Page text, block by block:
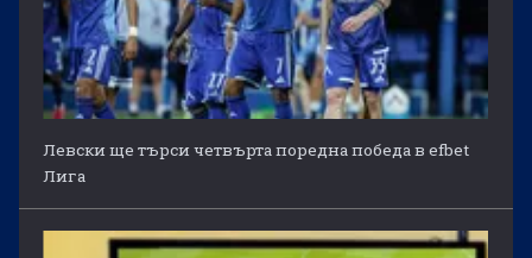
Левски ще търси четвърта поредна победа в efbet
Лига